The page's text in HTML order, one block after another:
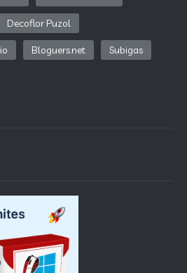
Decoflor Puzol
Bloguers.net Subigas